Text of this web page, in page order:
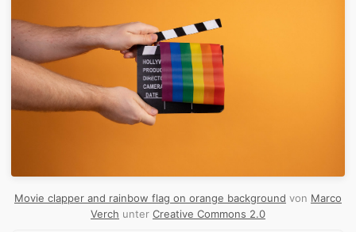
Movie clapper and rainbow flag on orange background von Marco
Verch unter Creative Commons 2.0